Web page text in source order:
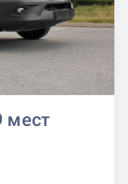
мест